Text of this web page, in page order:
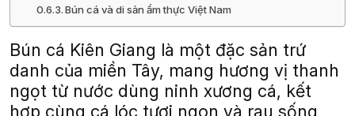
Bún cá và di sản ẩm thực Việt Nam
Bún cá Kiên Giang là một đặc sản trứ
danh của miền Tây, mang hương vị thanh
ngọt từ nước dùng ninh xương cá, kết
hợp cùng cá lóc tươi ngon và rau sống